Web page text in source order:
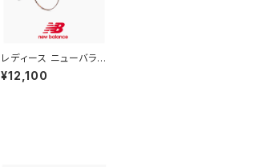
レディース ニューバラン
ス メガネ nb05314x-1
new balance newba
¥12,100